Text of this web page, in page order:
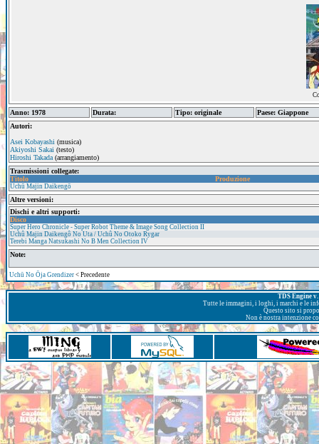
Anno: 1978 Durata: Tipo: originale
Paese: Giappone
Autori:
Asei Kobayashi (musica)
Akiyoshi Sakai (testo)
Hiroshi Takada (arrangiamento)
Trasmissioni collegate:
Titolo
Produzione
Uchū Majin Daikengō
Altre versioni:
Dischi e altri supporti:
Disco
Super Hero Chronicle - Super Robot Theme & Image Song Collection II
Uchû Majin Daikengô No Uta / Uchû No Otoko Rygar
Terebi Manga Natsukashi No B Men Collection IV
Note:
Uchū No Ōja Grendizer < Precedente
TDS Engine
Tutte le immagini, i loghi, i marchi e le
Questo sito si
Non è nostra intenzione